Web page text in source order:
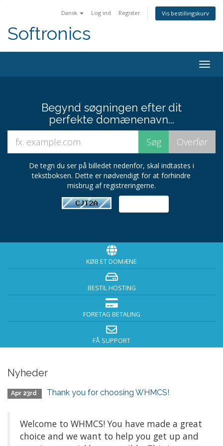
Dansk Log ind Register Vis bestillingskurv
Softronics
Begynd søgningen efter dit
perfekte domænenavn...
De tegn du ser på billedet nedenfor, skal indtastes i
tekstboksen. Dette er nødvendigt for at forhindre
misbrug af registreringerne.
KØB ET DOMÆNE
BESTIL HOSTING
FORETAG BETALING
FÅ SUPPORT
Nyheder
Apr 23rd Thank you for choosing WHMCS!
Welcome to WHMCS! You have made a great
choice and we want to help you get up and